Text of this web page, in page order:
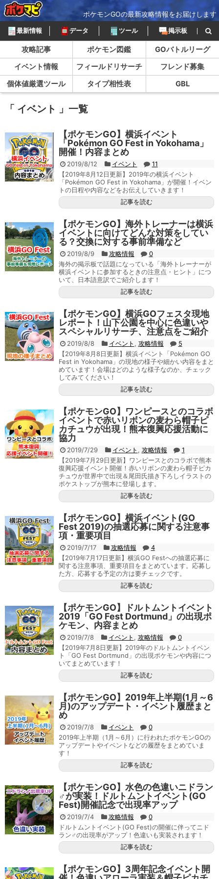
ポケモンGOの最新攻略情報をお届けします
最新情報 データ ツール 掲示板
攻略記事 ポケモン図鑑
GOバトルリーグ
イベント情報
フィールドリサーチ
フレンド募集
個体値厳選ツール
タイプ相性表 GBL
「 イベント 」一覧
【ポケモンGO】横浜イベント
「Pokémon GO Fest in Yokohama」
開催！内容まとめ
2019/8/12 イベント
11
【2019年8月12日更新】2019年の横浜イベント
「Pokémon GO Fest in Yokohama」が開催！イベン
トの日程や内容などをお伝えしていきます！
記事を読む
【ポケモンGO】海外トレーナーは横浜
イベントに向けてどんな対策をしてい
る？交換に対する事前準備など
2019/8/9 攻略情報
0
海外の掲示板で話題になっている「海外トレーナーが
横浜イベントに参加するときの注意点・ヒント」につ
いて、日本語意訳でご紹介します！
記事を読む
【ポケモンGO】横浜GOフェスタ現地
レポート！山下公園を中心に色違いや
スペシャルリサーチ、注意点をご紹介
2019/8/8 イベント , 攻略情報
5
【2019年8月8日更新】横浜イベント「Pokémon GO
Fest in Yokohama」の現地の様子や細かい内容をまと
めています！会場はどのような様子なのか、チェック
してみてください！
記事を読む
【ポケモンGO】ワンピースとのコラボ
イベントで赤いリボンの麦わら帽子ピ
カチュウが出現！熊本復興応援活動に
協力
2019/7/29 イベント , 攻略情報
1
【2019年7月29日更新】ワンピースとのコラボで熊本
復興応援イベント開催！赤いリボンの麦わら帽子ピカ
チュウが世界中で出現＆尾田氏描き下ろしイラストの
ポケストップが熊本に登場します。
記事を読む
【ポケモンGO】横浜イベント(GO
Fest 2019)の抽選応募に関する注意事
項・重要項目
2019/7/17 攻略情報
4
【2019年7月17日更新】横浜GO Festへの抽選応募に
関する注意事項、重要項目をまとめています。応募し
た方、応募する予定の方は要チェックです。
記事を読む
【ポケモンGO】ドルトムントイベント
2019「GO Fest Dortmund」の出現ポ
ケモン、内容まとめ
2019/7/8 イベント , 攻略情報
0
【2019年7月8日更新】2019年のドルトムントイベン
ト「GO Fest Dortmund」の出現ポケモンや内容につ
いてまとめています！
記事を読む
【ポケモンGO】2019年上半期(1月～6
月)のアップデート・イベント履歴まと
め
2019/7/8 イベント
0
2019年上半期（1月～6月）に行われたポケモンGOの
アップデートやイベントなどの履歴をまとめていま
す！
記事を読む
【ポケモンGO】水色の色違いニドラン
♂が実装！ドルトムントイベント(GO
Fest)開催記念で出現率アップ
2019/7/4 攻略情報
0
ドルトムントイベント(GO Fest)の開催に伴ってニド
ラン♂の出現率がアップ！色違いも実装されます！
記事を読む
【ポケモンGO】3周年記念イベント開